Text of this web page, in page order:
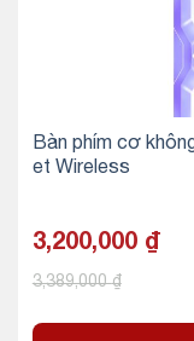
Bàn phím cơ
et Wireless
3,200,000 ₫
3,389,000₫